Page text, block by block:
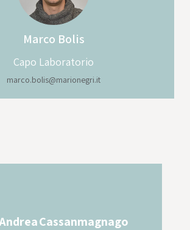
Marco Bolis
Capo Laboratorio
marco.bolis@marionegri.it
Cassanmagnago